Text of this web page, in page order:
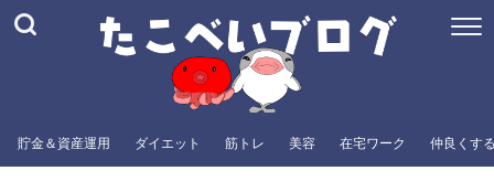
貯金＆資産運用 ダイエット 筋トレ 美容 在宅ワーク 仲良くす